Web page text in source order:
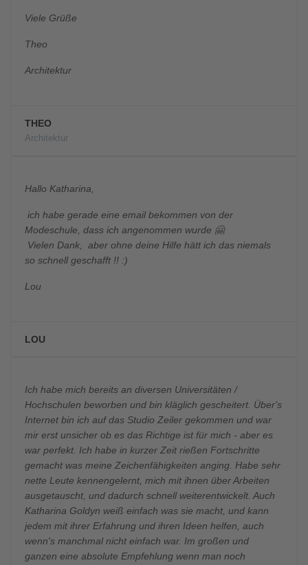
Viele Grüße
Theo
Architektur
THEO
Architektur
Hallo Katharina,
ich habe gerade eine email bekommen von der
Modeschule, dass ich angenommen wurde 🤗
Vielen Dank, aber ohne deine Hilfe hätt ich das niemals
so schnell geschafft !! :)
Lou
LOU
Ich habe mich bereits an diversen Universitäten /
Hochschulen beworben und bin kläglich gescheitert. Über's
Internet bin ich auf das Studio Zeiler gekommen und war
mir erst unsicher ob es das Richtige ist für mich - aber es
war perfekt. Ich habe in kurzer Zeit rießen Fortschritte
gemacht was meine Zeichenfähigkeiten anging. Habe sehr
nette Leute kennengelernt, mich mit ihnen über Arbeiten
ausgetauscht, und dadurch schnell weiterentwickelt. Auch
Katharina Goldyn weiß einfach was sie macht, und kann
jedem mit ihrer Erfahrung und ihren Ideen helfen, auch
wenn's manchmal nicht einfach war. Im großen und
ganzen eine absolute Empfehlung wenn man noch